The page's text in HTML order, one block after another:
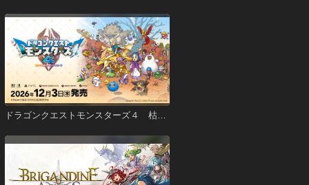
ドラゴンクエストモンスターズ４ 枯れ